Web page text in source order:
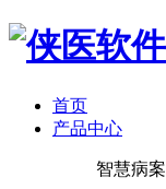
首页
产品中心
智慧病案